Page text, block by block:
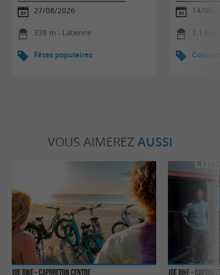
27/08/2026
338 m - Labenne
Fêtes populaires
14/08/
1,1 km
VOUS AIMEREZ AUSSI
JOE BIKE - Capbreton centre JOE BIKE -